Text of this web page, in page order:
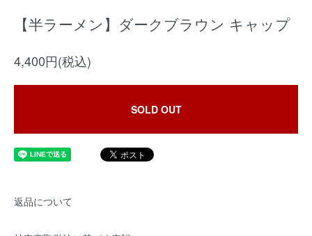
【半ラーメン】ダークブラウン キャップ
4,400円(税込)
SOLD OUT
返品について